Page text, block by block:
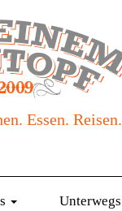
Essen. Reisen.
Unterwegs